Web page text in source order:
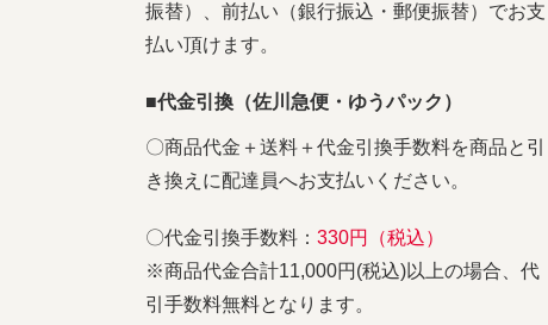
振替）、前払い（銀行振込・郵便振替）でお支
払い頂けます。
■代金引換（佐川急便・ゆうパック）
〇商品代金＋送料＋代金引換手数料を商品と引
き換えに配達員へお支払いください。
〇代金引換手数料： 330円（税込）
※商品代金合計11,000円(税込)以上の場合、代
引手数料無料となります。